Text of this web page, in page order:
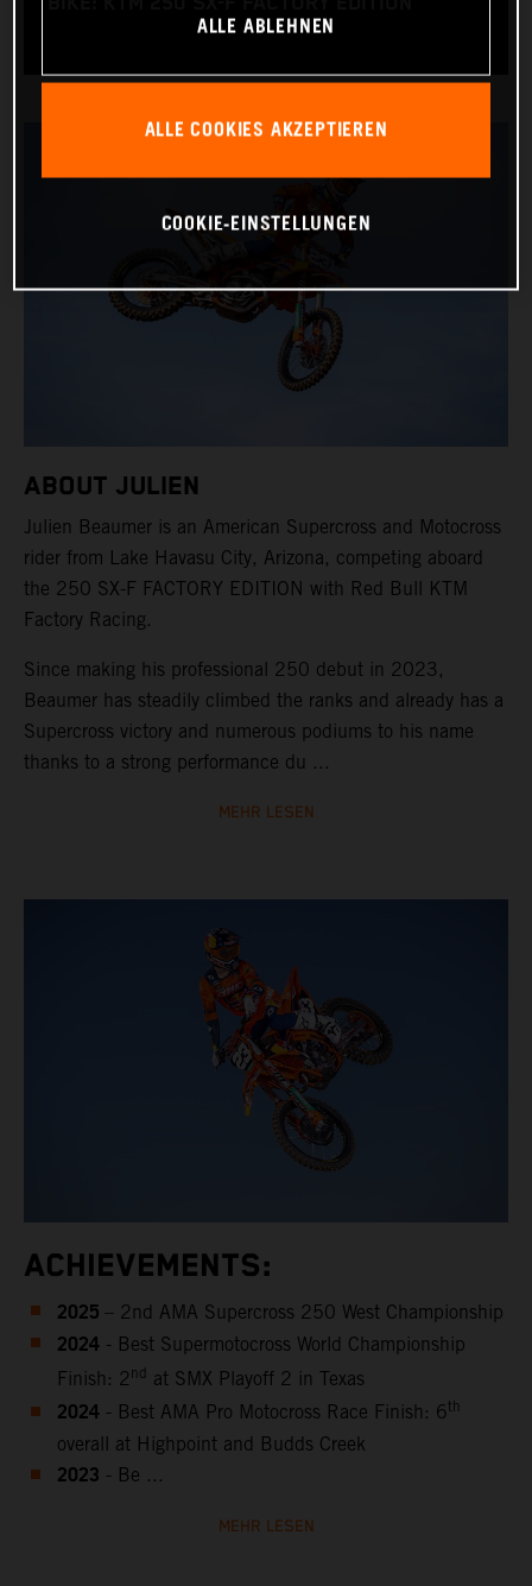
ABOUT JULIEN
Julien Beaumer is an American Supercross and Motocross
rider from Lake Havasu City, Arizona, competing aboard
the 250 SX-F FACTORY EDITION with Red Bull KTM
Factory Racing.
Since making his professional 250 debut in 2023,
Beaumer has steadily climbed the ranks and already has a
Supercross victory and numerous podiums to his name
thanks to a strong performance du ...
MEHR LESEN
ACHIEVEMENTS:
2025 – 2nd AMA Supercross 250 West Championship
2024 - Best Supermotocross World Championship
Finish: 2 nd at SMX Playoff 2 in Texas
2024 - Best AMA Pro Motocross Race Finish: 6th
overall at Highpoint and Budds Creek
2023 - Be ...
MEHR LESEN
ALLE ABLEHNEN
ALLE COOKIES AKZEPTIEREN
COOKIE-EINSTELLUNGEN